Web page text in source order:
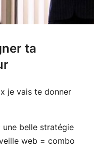
ta
je vais te donner
une belle stratégie
web = combo